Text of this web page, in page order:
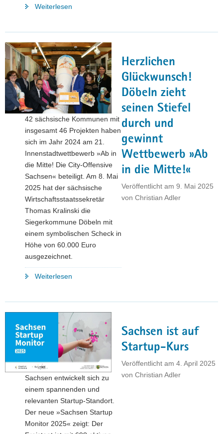
Weiterlesen
und
Wissenschaft
auf
Augenhöhe
zusammen"
Herzlichen
Glückwunsch!
Döbeln zieht
seinen Stiefel
durch und
gewinnt
Wettbewerb »Ab
in die Mitte!«
Veröffentlicht am 9. Mai 2025
von Christian Adler
42 sächsische Kommunen mit
insgesamt 46 Projekten haben
sich im Jahr 2024 am 21.
Innenstadtwettbewerb »Ab in
die Mitte! Die City-Offensive
Sachsen« beteiligt. Am 8. Mai
2025 hat der sächsische
Wirtschaftsstaatssekretär
Thomas Kralinski die
Siegerkommune Döbeln mit
einem symbolischen Scheck in
Höhe von 60.000 Euro
ausgezeichnet.
Weiterlesen
seinen
Stiefel
durch
gewinnt
Wettbewerb
»Ab
in
die
Mitte!«"
Sachsen ist auf
Startup-Kurs
Veröffentlicht am 4. April 2025
von Christian Adler
Sachsen entwickelt sich zu
einem spannenden und
relevanten Startup-Standort.
Der neue »Sachsen Startup
Monitor 2025« zeigt: Der